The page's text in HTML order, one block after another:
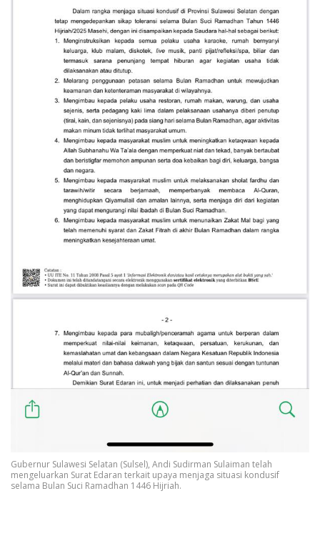
Gubernur Sulawesi Selatan (Sulsel), Andi Sudirman Sulaiman telah
mengeluarkan Surat Edaran terkait upaya menjaga situasi kondusif
selama Bulan Suci Ramadhan 1446 Hijriah.